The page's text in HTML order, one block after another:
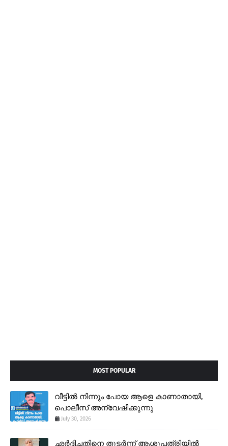
MOST POPULAR
വീട്ടിൽ നിന്നും പോയ ആളെ കാണാതായി,
പൊലീസ് അന്വേഷിക്കുന്നു
July 30, 2026
ഛർദ്ദിച്ചതിനെ തുടർന്ന് ആശുപത്രിയിൽ